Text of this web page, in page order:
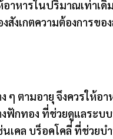
าหารในปริมาณเท่าเดิ
งสังเกตความต้องการ
ๆ ตามอายุ จึงควรให้อ
ฟักทอง ที่ช่วยดูแลระ
เคล บร็อคโคลี่ ที่ช่วย